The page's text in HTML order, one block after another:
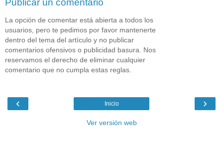
Publicar un comentario
La opción de comentar está abierta a todos los
usuarios, pero te pedimos por favor mantenerte
dentro del tema del artículo y no publicar
comentarios ofensivos o publicidad basura. Nos
reservamos el derecho de eliminar cualquier
comentario que no cumpla estas reglas.
‹ ›
Inicio
Ver versión web